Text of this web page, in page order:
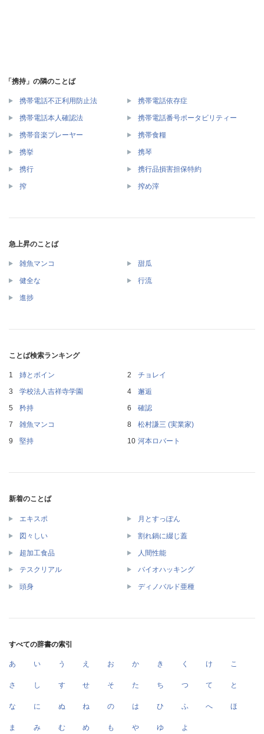
「携持」の隣のことば
携帯電話不正利用防止法 携帯電話依存症
携帯電話本人確認法 携帯電話番号ポータビリティー
携帯音楽プレーヤー 携帯食糧
携挙 携琴
携行 携行品損害担保特約
搾 搾め滓
急上昇のことば
雑魚マンコ 甜瓜
健全な 行流
進捗
ことば検索ランキング
姉とボイン
チョレイ
学校法人吉祥寺学園
邂逅
矜持
確認
雑魚マンコ
松村謙三 (実業家)
堅持
河本ロバート
新着のことば
エキスポ 月とすっぽん
図々しい 割れ鍋に綴じ蓋
超加工食品 人間性能
テスクリアル バイオハッキング
頭身 ディノバルド亜種
すべての辞書の索引
あ い う え お か き く け こ
さ し す せ そ た ち つ て と
な に ぬ ね の は ひ ふ へ ほ
ま み む め も や ゆ よ